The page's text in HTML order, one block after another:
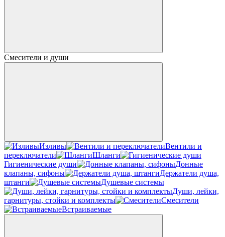
Смесители и души
Изливы
Вентили и
переключатели
Шланги
Гигиенические души
Донные
клапаны, сифоны
Держатели душа,
штанги
Душевые системы
Души, лейки,
гарнитуры, стойки и комплекты
Смесители
Встраиваемые